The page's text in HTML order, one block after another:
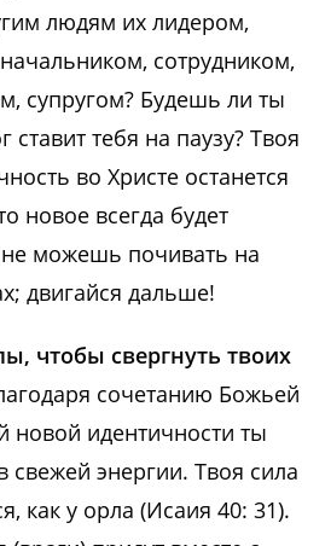
людям их лидером,
сотрудником,
супругом? Будешь ли ты
ставит тебя на паузу? Твоя
во Христе останется
новое всегда будет
можешь почивать на
двигайся дальше!
чтобы свергнуть твоих
сочетанию Божьей
новой идентичности ты
энергии. Твоя сила
как у орла (Исаия 40: 31).